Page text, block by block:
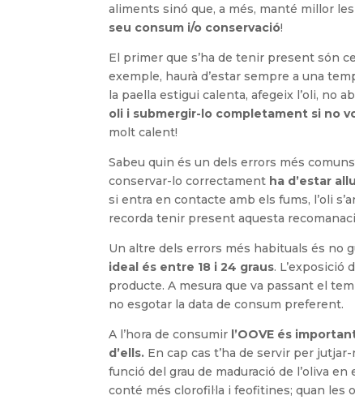
aliments sinó que, a més, manté millor
seu consum i/o conservació!
El primer que s’ha de tenir present són
exemple, haurà d’estar sempre a una
la paella estigui calenta, afegeix l’oli, no
oli i submergir-lo completament si no
molt calent!
Sabeu quin és un dels errors més
conservar-lo correctament ha d’estar
si entra en contacte amb els fums, l’oli
recorda tenir present aquesta
Un altre dels errors més habituals és no
ideal és entre 18 i 24 graus. L’exposició
producte. A mesura que va passant el
no esgotar la data de consum preferent.
A l’hora de consumir l’OOVE és
d’ells. En cap cas t’ha de servir per
funció del grau de maduració de l’oliva
conté més clorofil·la i feofitines; quan les